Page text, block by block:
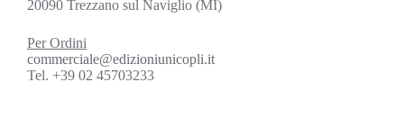
20090 Trezzano sul Naviglio (MI)
Per Ordini
commerciale@edizioniunicopli.it
Tel. +39 02 45703233